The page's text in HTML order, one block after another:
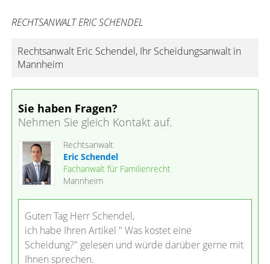
RECHTSANWALT ERIC SCHENDEL
Rechtsanwalt Eric Schendel, Ihr Scheidungsanwalt in
Mannheim
Sie haben Fragen?
Nehmen Sie gleich Kontakt auf.
Rechtsanwalt
Eric Schendel
Fachanwalt für Familienrecht
Mannheim
Guten Tag Herr Schendel,
ich habe Ihren Artikel " Was kostet eine
Scheidung?" gelesen und würde darüber gerne mit
Ihnen sprechen.